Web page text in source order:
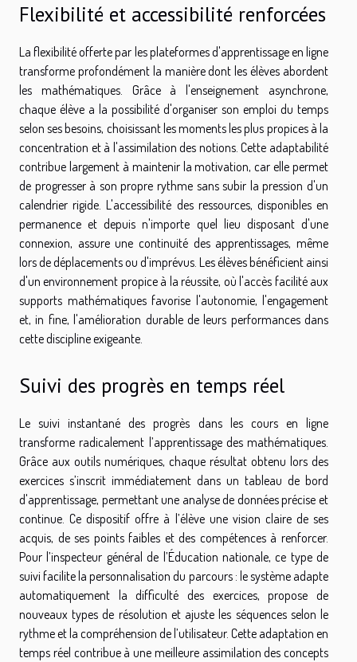
Flexibilité et accessibilité renforcées
La flexibilité offerte par les plateformes d'apprentissage en ligne
transforme profondément la manière dont les élèves abordent
les mathématiques. Grâce à l'enseignement asynchrone,
chaque élève a la possibilité d'organiser son emploi du temps
selon ses besoins, choisissant les moments les plus propices à la
concentration et à l'assimilation des notions. Cette adaptabilité
contribue largement à maintenir la motivation, car elle permet
de progresser à son propre rythme sans subir la pression d'un
calendrier rigide. L'accessibilité des ressources, disponibles en
permanence et depuis n'importe quel lieu disposant d'une
connexion, assure une continuité des apprentissages, même
lors de déplacements ou d'imprévus. Les élèves bénéficient ainsi
d'un environnement propice à la réussite, où l'accès facilité aux
supports mathématiques favorise l'autonomie, l'engagement
et, in fine, l'amélioration durable de leurs performances dans
cette discipline exigeante.
Suivi des progrès en temps réel
Le suivi instantané des progrès dans les cours en ligne
transforme radicalement l’apprentissage des mathématiques.
Grâce aux outils numériques, chaque résultat obtenu lors des
exercices s’inscrit immédiatement dans un tableau de bord
d'apprentissage, permettant une analyse de données précise et
continue. Ce dispositif offre à l’élève une vision claire de ses
acquis, de ses points faibles et des compétences à renforcer.
Pour l’inspecteur général de l’Éducation nationale, ce type de
suivi facilite la personnalisation du parcours : le système adapte
automatiquement la difficulté des exercices, propose de
nouveaux types de résolution et ajuste les séquences selon le
rythme et la compréhension de l’utilisateur. Cette adaptation en
temps réel contribue à une meilleure assimilation des concepts